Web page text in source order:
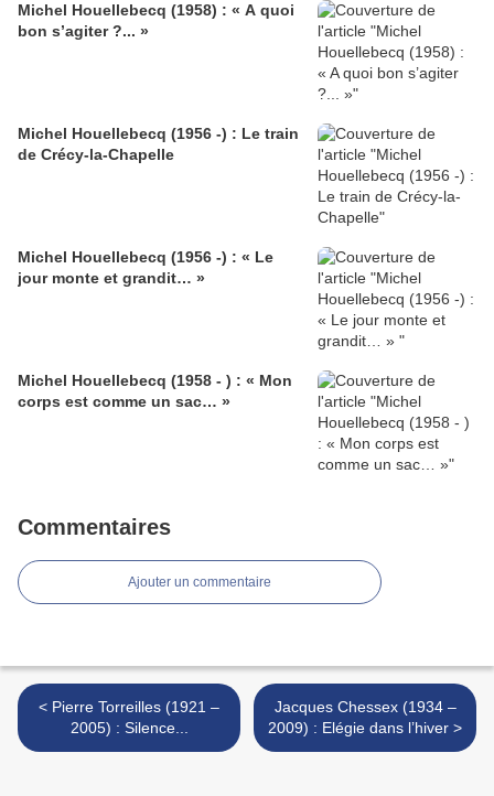
Michel Houellebecq (1958) : « A quoi
bon s’agiter ?... »
Michel Houellebecq (1956 -) : Le train
de Crécy-la-Chapelle
Michel Houellebecq (1956 -) : « Le
jour monte et grandit… »
Michel Houellebecq (1958 - ) : « Mon
corps est comme un sac… »
Commentaires
Ajouter un commentaire
< Pierre Torreilles (1921 –
2005) : Silence...
Jacques Chessex (1934 –
2009) : Elégie dans l’hiver >